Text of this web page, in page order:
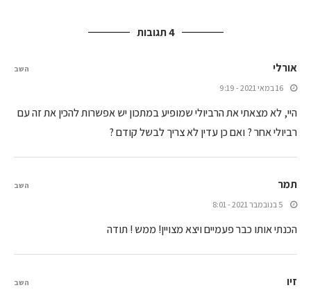
4 תגובות
אורלי
16 במאי 2021 - 9:19
היי, לא מצאתי את הרביולי שמופיע במתכון יש אפשרות להכין את זה עם
רביולי אחר ? ואם כן עדין לא צריך לבשל קודם ?
השב
תמר
5 בנובמבר 2021 - 8:01
הכנתי אותו כבר פעמיים ויצא מצויין! ממש ! תודה
השב
זיו השב